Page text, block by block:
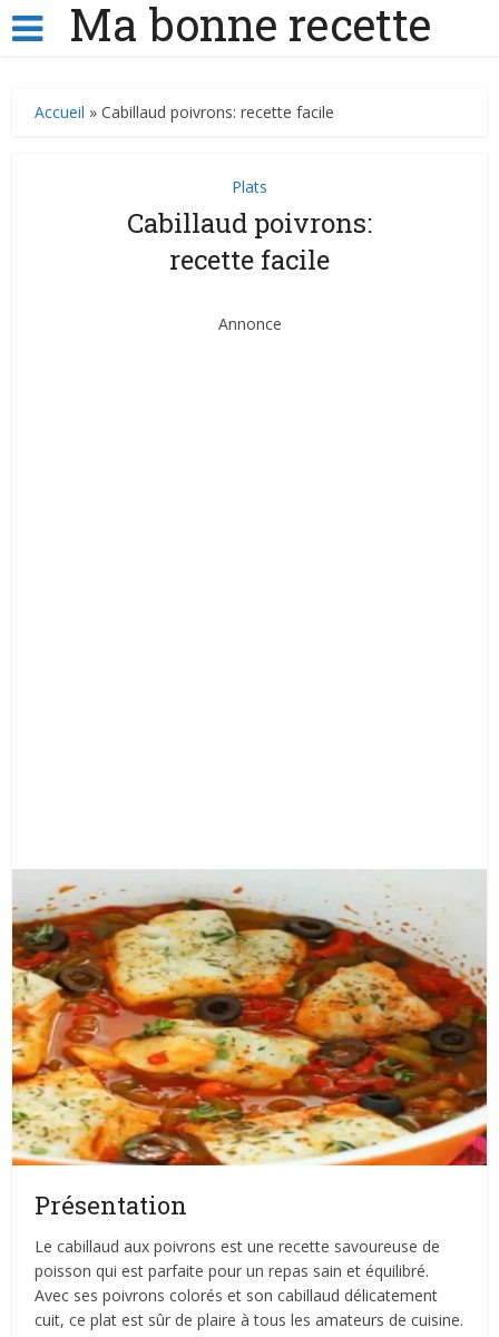
Ma bonne recette
Accueil »Cabillaud poivrons: recette facile
Plats
Cabillaud poivrons:
recette facile
Annonce
Présentation
Le cabillaud aux poivrons est une recette savoureuse de
poisson qui est parfaite pour un repas sain et équilibré.
Avec ses poivrons colorés et son cabillaud délicatement
cuit, ce plat est sûr de plaire à tous les amateurs de cuisine.